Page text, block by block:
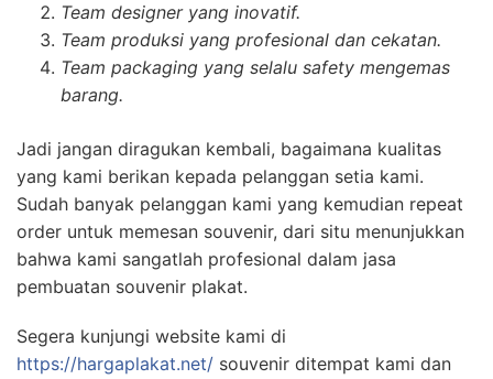
Team designer yang inovatif.
Team produksi yang profesional dan cekatan.
Team packaging yang selalu safety mengemas
barang.
Jadi jangan diragukan kembali, bagaimana kualitas
yang kami berikan kepada pelanggan setia kami.
Sudah banyak pelanggan kami yang kemudian repeat
order untuk memesan souvenir, dari situ menunjukkan
bahwa kami sangatlah profesional dalam jasa
pembuatan souvenir plakat.
Segera kunjungi website kami di
https://hargaplakat.net/ souvenir ditempat kami dan